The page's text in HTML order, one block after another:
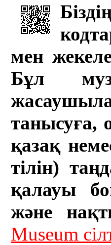
мен
Бұл
танысуға,
қазақ
тілін)
қалауы
және
Museum